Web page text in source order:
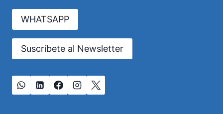
WHATSAPP
Suscríbete al Newsletter